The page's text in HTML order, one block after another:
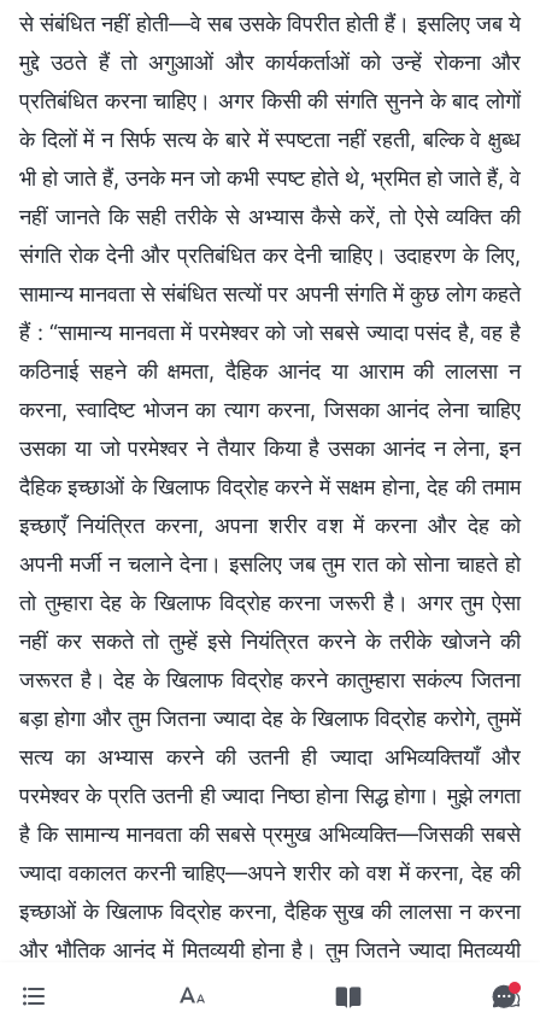
से संबंधित नहीं होती—वे सब उसके विपरीत होती हैं। इसलिए जब ये
मुद्दे उठते हैं तो अगुआओं और कार्यकर्ताओं को उन्हें रोकना और
प्रतिबंधित करना चाहिए। अगर किसी की संगति सुनने के बाद लोगों
के दिलों में न सिर्फ सत्य के बारे में स्पष्टता नहीं रहती, बल्कि वे क्षुब्ध
भी हो जाते हैं, उनके मन जो कभी स्पष्ट होते थे, भ्रमित हो जाते हैं, वे
नहीं जानते कि सही तरीके से अभ्यास कैसे करें, तो ऐसे व्यक्ति की
संगति रोक देनी और प्रतिबंधित कर देनी चाहिए। उदाहरण के लिए,
सामान्य मानवता से संबंधित सत्यों पर अपनी संगति में कुछ लोग कहते
हैं : “सामान्य मानवता में परमेश्वर को जो सबसे ज्यादा पसंद है, वह है
कठिनाई सहने की क्षमता, दैहिक आनंद या आराम की लालसा न
करना, स्वादिष्ट भोजन का त्याग करना, जिसका आनंद लेना चाहिए
उसका या जो परमेश्वर ने तैयार किया है उसका आनंद न लेना, इन
दैहिक इच्छाओं के खिलाफ विद्रोह करने में सक्षम होना, देह की तमाम
इच्छाएँ नियंत्रित करना, अपना शरीर वश में करना और देह को
अपनी मर्जी न चलाने देना। इसलिए जब तुम रात को सोना चाहते हो
तो तुम्हारा देह के खिलाफ विद्रोह करना जरूरी है। अगर तुम ऐसा
नहीं कर सकते तो तुम्हें इसे नियंत्रित करने के तरीके खोजने की
जरूरत है। देह के खिलाफ विद्रोह करने कातुम्हारा सकंल्प जितना
बड़ा होगा और तुम जितना ज्यादा देह के खिलाफ विद्रोह करोगे, तुममें
सत्य का अभ्यास करने की उतनी ही ज्यादा अभिव्यक्तियाँ और
परमेश्वर के प्रति उतनी ही ज्यादा निष्ठा होना सिद्ध होगा। मुझे लगता
है कि सामान्य मानवता की सबसे प्रमुख अभिव्यक्ति—जिसकी सबसे
ज्यादा वकालत करनी चाहिए—अपने शरीर को वश में करना, देह की
इच्छाओं के खिलाफ विद्रोह करना, दैहिक सुख की लालसा न करना
और भौतिक आनंद में मितव्ययी होना है। तुम जितने ज्यादा मितव्ययी
होगे, स्वर्ग के राज्य में उतने ही ज्यादा आशीष संचित कर लोगे।” क्या